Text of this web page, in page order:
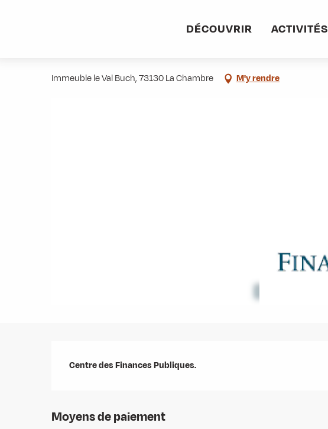
DÉCOUVRIR ACTIVITÉS
Immeuble le Val Buch, 73130 La Chambre M'y rendre
Description
Centre des Finances Publiques.
Moyens de paiement